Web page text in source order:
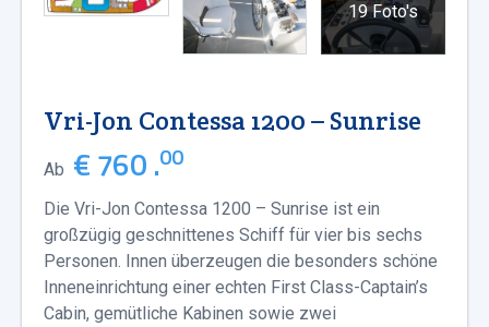
19 Foto's
Vri-Jon Contessa 1200 – Sunrise
Ab € 760 .00
Die Vri-Jon Contessa 1200 – Sunrise ist ein
großzügig geschnittenes Schiff für vier bis sechs
Personen. Innen überzeugen die besonders schöne
Inneneinrichtung einer echten First Class-Captain’s
Cabin, gemütliche Kabinen sowie zwei